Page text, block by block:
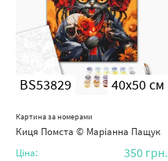
BS53829 40x50 см
Картина за номерами
Киця Помста © Маріанна Пащук
Ціна: 350 грн.